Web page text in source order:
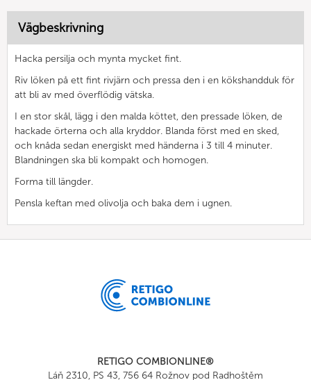
Vägbeskrivning
Hacka persilja och mynta mycket fint.
Riv löken på ett fint rivjärn och pressa den i en kökshandduk för
att bli av med överflödig vätska.
I en stor skål, lägg i den malda köttet, den pressade löken, de
hackade örterna och alla kryddor. Blanda först med en sked,
och knåda sedan energiskt med händerna i 3 till 4 minuter.
Blandningen ska bli kompakt och homogen.
Forma till längder.
Pensla keftan med olivolja och baka dem i ugnen.
RETIGO COMBIONLINE®
Láň 2310, PS 43, 756 64 Rožnov pod Radhoštěm